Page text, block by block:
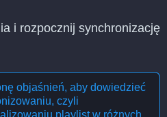
i rozpocznij synchronizację
objaśnień, aby dowiedzieć
czyli
playlist w różnych